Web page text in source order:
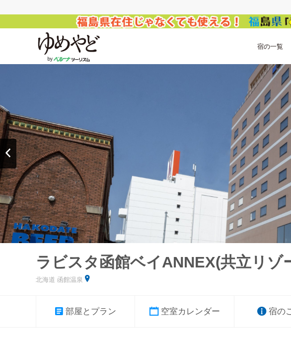
宿の一覧
ラビスタ函館ベイANNEX(共立リゾ
北海道 函館温泉
部屋とプラン 空室カレンダー 宿の